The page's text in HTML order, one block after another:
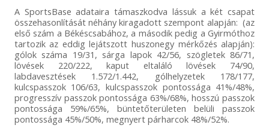
A SportsBase adataira támaszkodva lássuk a két csapat
összehasonlítását néhány kiragadott szempont alapján: (az
első szám a Békéscsabához, a második pedig a Gyirmóthoz
tartozik az eddig lejátszott huszonegy mérkőzés alapján):
gólok száma 19/31, sárga lapok 42/56, szögletek 86/71,
lövések 220/222, kaput eltaláló lövések 74/90,
labdavesztések 1.572/1.442, gólhelyzetek 178/177,
kulcspasszok 106/63, kulcspasszok pontossága 41%/48%,
progresszív passzok pontossága 63%/68%, hosszú passzok
pontossága 59%/65%, büntetőterületen belüli passzok
pontossága 45%/50%, megnyert párharcok 48%/52%.